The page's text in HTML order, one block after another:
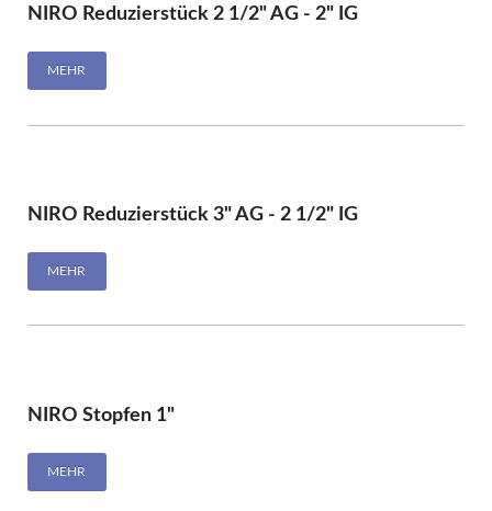
NIRO Reduzierstück 2 1/2" AG - 2" IG
MEHR
NIRO Reduzierstück 3" AG - 2 1/2" IG
MEHR
NIRO Stopfen 1"
MEHR